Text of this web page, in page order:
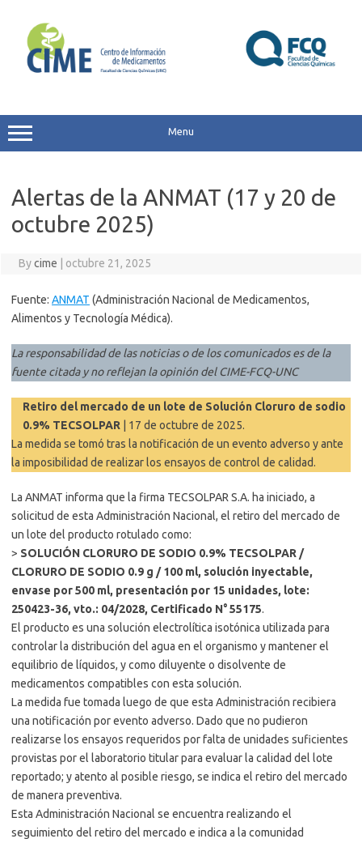
content
Menu
Alertas de la ANMAT (17 y 20 de
octubre 2025)
Bycime octubre 21, 2025
Fuente: ANMAT (Administración Nacional de Medicamentos,
Alimentos y Tecnología Médica).
La responsabilidad de las noticias o de los comunicados es de la
fuente citada y no reflejan la opinión del CIME-FCQ-UNC
Retiro del mercado de un lote de Solución Cloruro de sodio
0.9% TECSOLPAR | 17 de octubre de 2025.
La medida se tomó tras la notificación de un evento adverso y ante
la imposibilidad de realizar los ensayos de control de calidad.
La ANMAT informa que la firma TECSOLPAR S.A. ha iniciado, a
solicitud de esta Administración Nacional, el retiro del mercado de
un lote del producto rotulado como:
> SOLUCIÓN CLORURO DE SODIO 0.9% TECSOLPAR /
CLORURO DE SODIO 0.9 g / 100 ml, solución inyectable,
envase por 500 ml, presentación por 15 unidades, lote:
250423-36, vto.: 04/2028, Certificado N° 55175.
El producto es una solución electrolítica isotónica utilizada para
controlar la distribución del agua en el organismo y mantener el
equilibrio de líquidos, y como diluyente o disolvente de
medicamentos compatibles con esta solución.
La medida fue tomada luego de que esta Administración recibiera
una notificación por evento adverso. Dado que no pudieron
realizarse los ensayos requeridos por falta de unidades suficientes
provistas por el laboratorio titular para evaluar la calidad del lote
reportado; y atento al posible riesgo, se indica el retiro del mercado
de manera preventiva.
Esta Administración Nacional se encuentra realizando el
seguimiento del retiro del mercado e indica a la comunidad